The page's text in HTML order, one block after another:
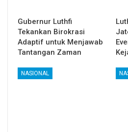
Gubernur Luthfi
Tekankan Birokrasi
Adaptif untuk Menjawab
Tantangan Zaman
NASIONAL